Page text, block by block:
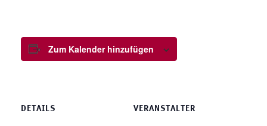
Zum Kalender hinzufügen
DETAILS VERANSTALTER